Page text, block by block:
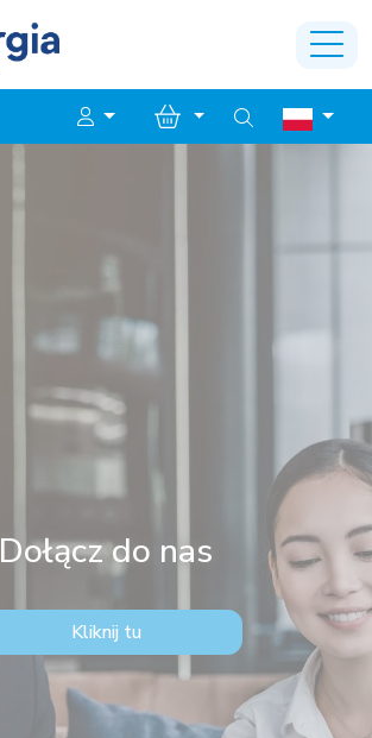
Dołącz do nas
Kliknij tu